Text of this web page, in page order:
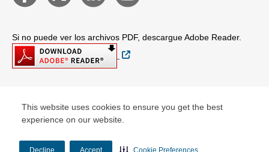
This website uses cookies to ensure you get the best
experience on our website.
Decline Accept Cookie Preferences
Si no puede ver los archivos PDF, descargue Adobe Reader.
Sitio Externo
© Copyright 2026 WellCare Health Plans of New Jersey